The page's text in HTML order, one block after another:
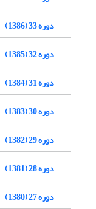
دوره 33 (1386)
دوره 32 (1385)
دوره 31 (1384)
دوره 30 (1383)
دوره 29 (1382)
دوره 28 (1381)
دوره 27 (1380)